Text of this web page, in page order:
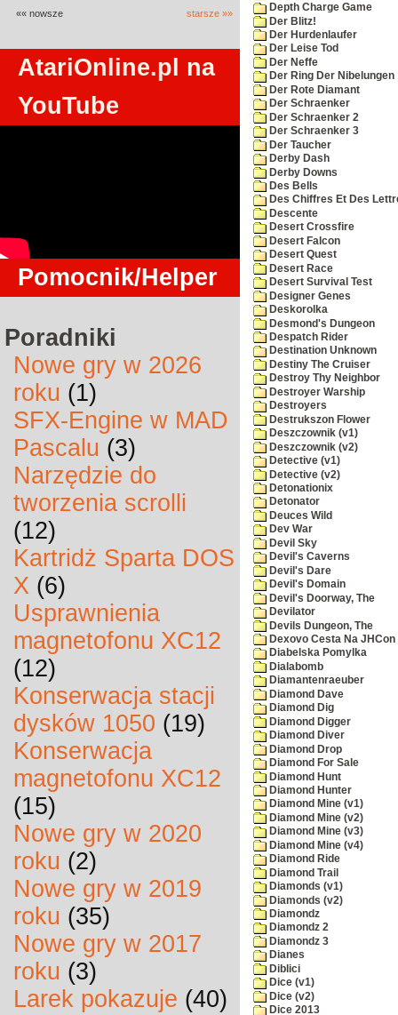
«« nowsze starsze »»
AtariOnline.pl na
YouTube
Pomocnik/Helper
Poradniki
Nowe gry w 2026
roku (1)
SFX-Engine w MAD
Pascalu (3)
Narzędzie do
tworzenia scrolli
(12)
Kartridż Sparta DOS
X (6)
Usprawnienia
magnetofonu XC12
(12)
Konserwacja stacji
dysków 1050 (19)
Konserwacja
magnetofonu XC12
(15)
Nowe gry w 2020
roku (2)
Nowe gry w 2019
roku (35)
Nowe gry w 2017
roku (3)
Larek pokazuje (40)
Depth Charge Game
Der Blitz!
Der Hurdenlaufer
Der Leise Tod
Der Neffe
Der Ring Der Nibelungen
Der Rote Diamant
Der Schraenker
Der Schraenker 2
Der Schraenker 3
Der Taucher
Derby Dash
Derby Downs
Des Bells
Des Chiffres Et Des
Descente
Desert Crossfire
Desert Falcon
Desert Quest
Desert Race
Desert Survival Test
Designer Genes
Deskorolka
Desmond's Dungeon
Despatch Rider
Destination Unknown
Destiny The Cruiser
Destroy Thy Neighbor
Destroyer Warship
Destroyers
Destrukszon Flower
Deszczownik (v1)
Deszczownik (v2)
Detective (v1)
Detective (v2)
Detonationix
Detonator
Deuces Wild
Dev War
Devil Sky
Devil's Caverns
Devil's Dare
Devil's Domain
Devil's Doorway, The
Devilator
Devils Dungeon, The
Dexovo Cesta Na JHCon
Diabelska Pomylka
Dialabomb
Diamantenraeuber
Diamond Dave
Diamond Dig
Diamond Digger
Diamond Diver
Diamond Drop
Diamond For Sale
Diamond Hunt
Diamond Hunter
Diamond Mine (v1)
Diamond Mine (v2)
Diamond Mine (v3)
Diamond Mine (v4)
Diamond Ride
Diamond Trail
Diamonds (v1)
Diamonds (v2)
Diamondz
Diamondz 2
Diamondz 3
Dianes
Diblici
Dice (v1)
Dice (v2)
Dice 2013